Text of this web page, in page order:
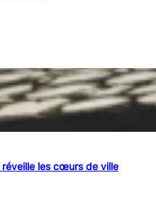
réveille les cœurs de ville